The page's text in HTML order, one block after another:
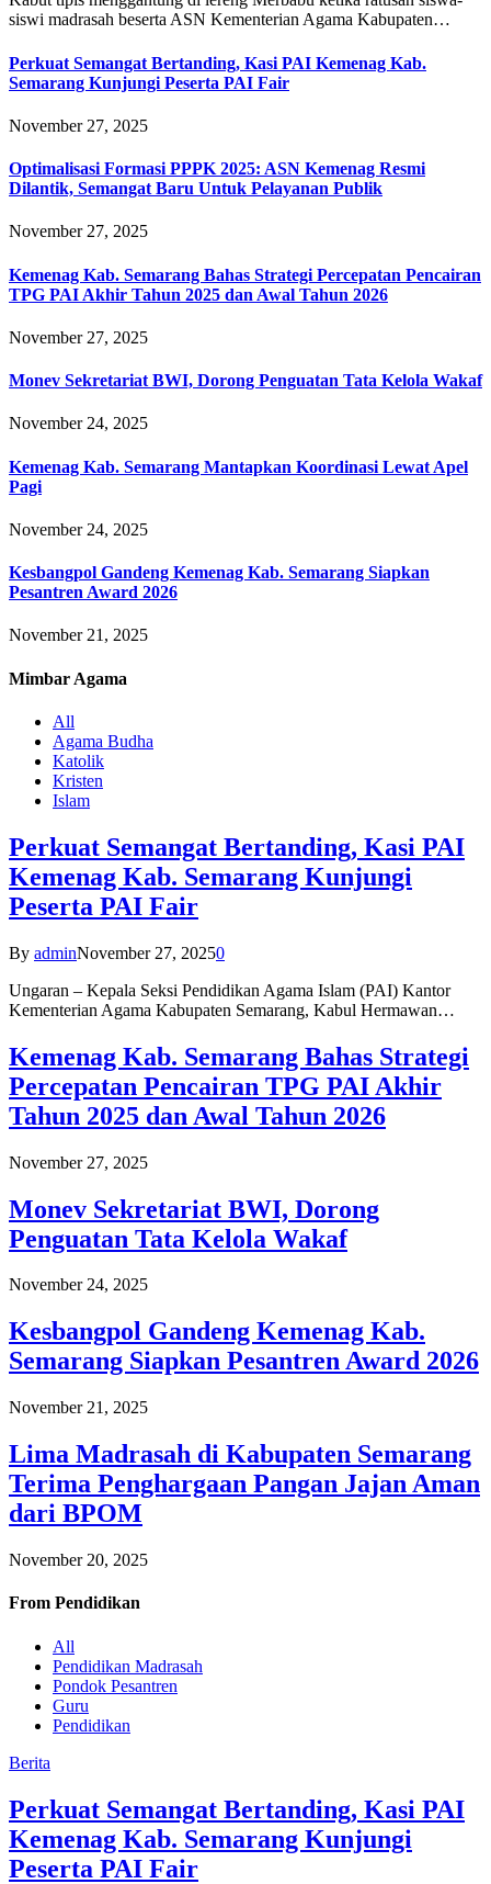
siswi madrasah beserta ASN Kementerian Agama Kabupaten…
Perkuat Semangat Bertanding, Kasi PAI Kemenag Kab.
Semarang Kunjungi Peserta PAI Fair
November 27, 2025
Optimalisasi Formasi PPPK 2025: ASN Kemenag Resmi
Dilantik, Semangat Baru Untuk Pelayanan Publik
November 27, 2025
Kemenag Kab. Semarang Bahas Strategi Percepatan Pencairan
TPG PAI Akhir Tahun 2025 dan Awal Tahun 2026
November 27, 2025
Monev Sekretariat BWI, Dorong Penguatan Tata Kelola Wakaf
November 24, 2025
Kemenag Kab. Semarang Mantapkan Koordinasi Lewat Apel
Pagi
November 24, 2025
Kesbangpol Gandeng Kemenag Kab. Semarang Siapkan
Pesantren Award 2026
November 21, 2025
Mimbar Agama
All
Agama Budha
Katolik
Kristen
Islam
Perkuat Semangat Bertanding, Kasi PAI
Kemenag Kab. Semarang Kunjungi
Peserta PAI Fair
By adminNovember 27, 20250
Ungaran – Kepala Seksi Pendidikan Agama Islam (PAI) Kantor
Kementerian Agama Kabupaten Semarang, Kabul Hermawan…
Kemenag Kab. Semarang Bahas Strategi
Percepatan Pencairan TPG PAI Akhir
Tahun 2025 dan Awal Tahun 2026
November 27, 2025
Monev Sekretariat BWI, Dorong
Penguatan Tata Kelola Wakaf
November 24, 2025
Kesbangpol Gandeng Kemenag Kab.
Semarang Siapkan Pesantren Award 2026
November 21, 2025
Lima Madrasah di Kabupaten Semarang
Terima Penghargaan Pangan Jajan Aman
dari BPOM
November 20, 2025
From Pendidikan
All
Pendidikan Madrasah
Pondok Pesantren
Guru
Pendidikan
Berita
Perkuat Semangat Bertanding, Kasi PAI
Kemenag Kab. Semarang Kunjungi
Peserta PAI Fair